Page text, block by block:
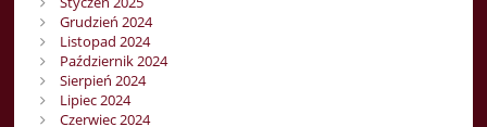
Grudzień 2024
Listopad 2024
Październik 2024
Sierpień 2024
Lipiec 2024
Czerwiec 2024